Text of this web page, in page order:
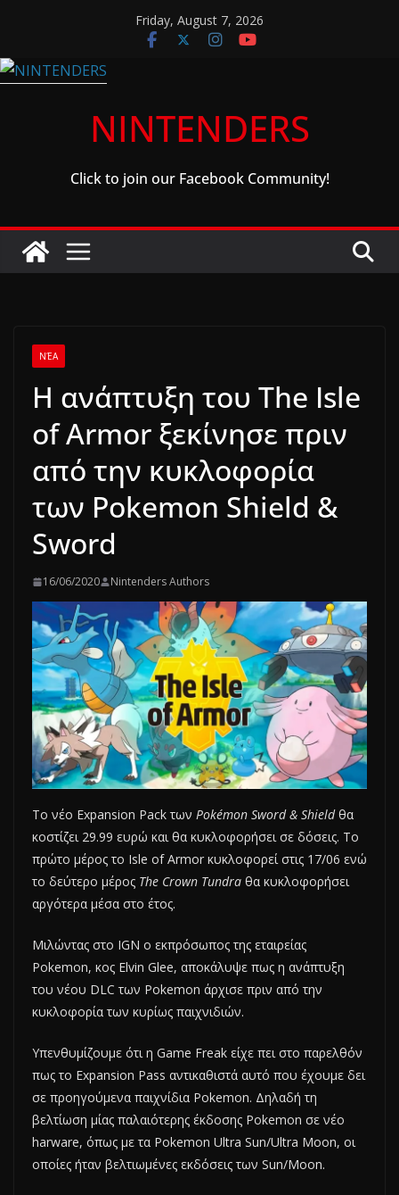
content
Friday, August 7, 2026
NINTENDERS
Click to join our Facebook Community!
ΝΈΑ
Η ανάπτυξη του The Isle
of Armor ξεκίνησε πριν
από την κυκλοφορία
των Pokemon Shield &
Sword
16/06/2020 Nintenders Authors
Το νέο Expansion Pack των Pokémon Sword & Shieldθα
κοστίζει 29.99 ευρώ και θα κυκλοφορήσει σε δόσεις. Το
πρώτο μέρος το Isle of Armor κυκλοφορεί στις 17/06 ενώ
το δεύτερο μέρος The Crown Tundra θα κυκλοφορήσει
αργότερα μέσα στο έτος.
Μιλώντας στο IGN ο εκπρόσωπος της εταιρείας
Pokemon, κος Elvin Glee, αποκάλυψε πως η ανάπτυξη
του νέου DLC των Pokemon άρχισε πριν από την
κυκλοφορία των κυρίως παιχνιδιών.
Υπενθυμίζουμε ότι η Game Freak είχε πει στο παρελθόν
πως το Expansion Pass αντικαθιστά αυτό που έχουμε δει
σε προηγούμενα παιχνίδια Pokemon. Δηλαδή τη
βελτίωση μίας παλαιότερης έκδοσης Pokemon σε νέο
harware, όπως με τα Pokemon Ultra Sun/Ultra Moon, οι
οποίες ήταν βελτιωμένες εκδόσεις των Sun/Moon.